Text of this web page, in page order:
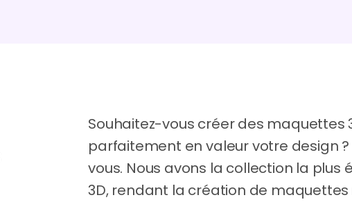
Souhaitez-vous créer des maquettes
parfaitement en valeur votre design
vous. Nous avons la collection la
3D, rendant la création de maquettes